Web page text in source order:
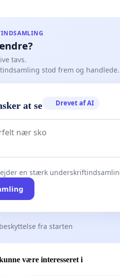
tavs.
stod frem og
at se Drevet af AI
en stærk
fra starten
være interesseret i